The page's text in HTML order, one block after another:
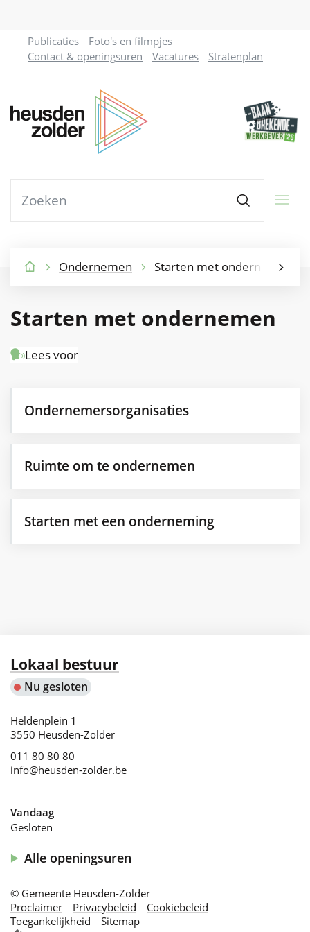
Naar
inhoud
Heusden-
Zolder
kunnen
Zoeken
Publicaties
Foto's en filmpjes
Contact & openingsuren
Vacatures Stratenplan
Ondernemen Starten met ondernemen
Starten met ondernemen
Lees voor
Ondernemersorganisaties
Ruimte om te ondernemen
Starten met een onderneming
Contact
Lokaal bestuur
Nu gesloten
Adres
Heldenplein 1
,3550 Heusden-Zolder
011 80 80 80
info@heusden-zolder.be
Vandaag
Gesloten
Alle openingsuren
bestuur
© Gemeente Heusden-Zolder
Proclaimer
Privacybeleid
Cookiebeleid
Toegankelijkheid
Sitemap